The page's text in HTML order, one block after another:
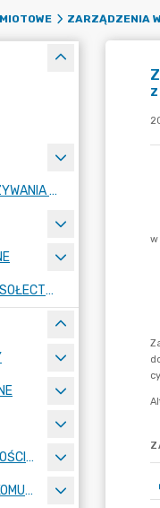
ZARZĄDZENIA
GMINNA KOMISJA ROZWIĄZYWANIA PROBLEMÓW ALKOHOLOWYCH
JEDNOSTKI POMOCNICZE (SOŁECTWA)
GOSPODARKA NIERUCHOMOŚCIAMI
GOSPODARKA ODPADAMI KOMUNALNYMI